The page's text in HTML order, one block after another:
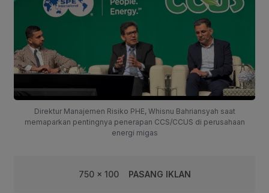
Direktur Manajemen Risiko PHE, Whisnu Bahriansyah saat
memaparkan pentingnya penerapan CCS/CCUS di perusahaan
energi migas
750 x 100 PASANG IKLAN